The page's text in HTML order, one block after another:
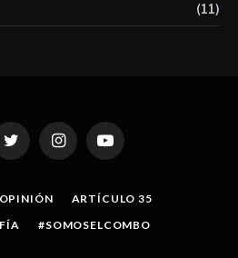
(11)
Twitter InstagramYouTube
OPINIÓN
ARTÍCULO 35
#SOMOSELCOMBO